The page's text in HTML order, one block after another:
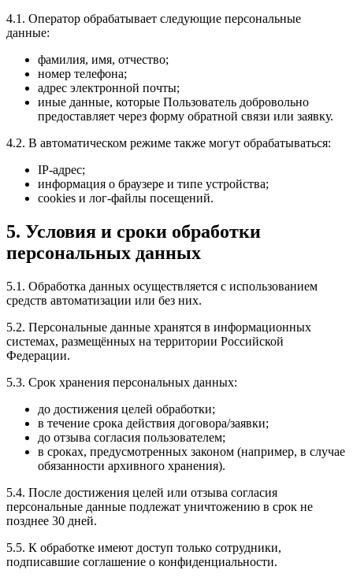
4.1. Оператор обрабатывает следующие персональные
данные:
фамилия, имя, отчество;
номер телефона;
адрес электронной почты;
иные данные, которые Пользователь добровольно
предоставляет через форму обратной связи или заявку.
4.2. В автоматическом режиме также могут обрабатываться:
IP-адрес;
информация о браузере и типе устройства;
cookies и лог-файлы посещений.
5. Условия и сроки обработки
персональных данных
5.1. Обработка данных осуществляется с использованием
средств автоматизации или без них.
5.2. Персональные данные хранятся в информационных
системах, размещённых на территории Российской
Федерации.
5.3. Срок хранения персональных данных:
до достижения целей обработки;
в течение срока действия договора/заявки;
до отзыва согласия пользователем;
в сроках, предусмотренных законом (например, в случае
обязанности архивного хранения).
5.4. После достижения целей или отзыва согласия
персональные данные подлежат уничтожению в срок не
позднее 30 дней.
5.5. К обработке имеют доступ только сотрудники,
подписавшие соглашение о конфиденциальности.